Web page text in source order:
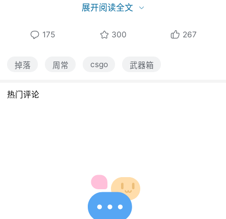
参考。转载请说明 By：weixat23@bilibili
展开阅读全文
175 300 267
掉落 周常 csgo 武器箱
热门评论